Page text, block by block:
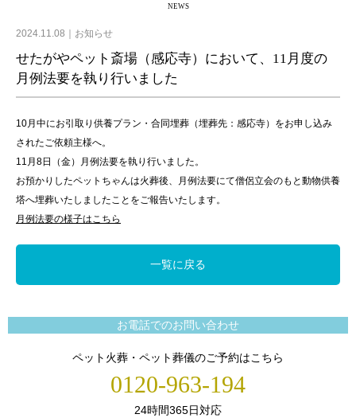
NEWS
2024.11.08 お知らせ
せたがやペット斎場（感応寺）において、11月度の
月例法要を執り行いました
10月中にお引取り供養プラン・合同埋葬（埋葬先：感応寺）をお申し込み
されたご依頼主様へ。
11月8日（金）月例法要を執り行いました。
お預かりしたペットちゃんは火葬後、月例法要にて僧侶立会のもと動物供養
塔へ埋葬いたしましたことをご報告いたします。
月例法要の様子はこちら
一覧に戻る
お電話でのお問い合わせ
ペット火葬・ペット葬儀のご予約はこちら
0120-963-194
24時間365日対応